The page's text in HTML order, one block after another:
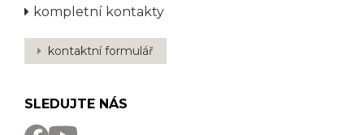
kompletní kontakty
kontaktní formulář
SLEDUJTE NÁS